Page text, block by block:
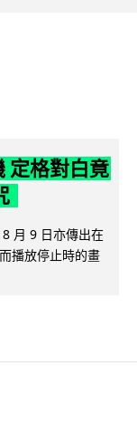
定格對白竟
8 月 9 日亦傳出在
播放停止時的畫